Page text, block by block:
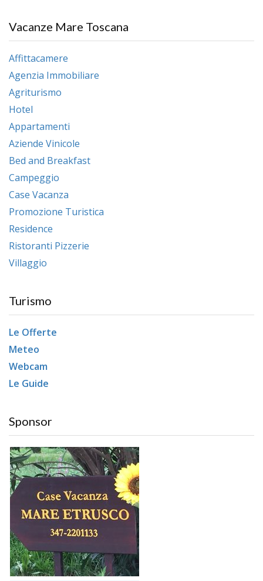
Vacanze Mare Toscana
Affittacamere
Agenzia Immobiliare
Agriturismo
Hotel
Appartamenti
Aziende Vinicole
Bed and Breakfast
Campeggio
Case Vacanza
Promozione Turistica
Residence
Ristoranti Pizzerie
Villaggio
Turismo
Le Offerte
Meteo
Webcam
Le Guide
Sponsor